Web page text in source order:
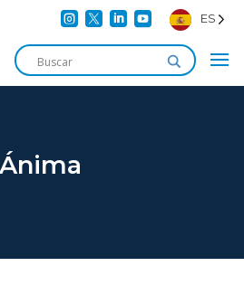
    ES
Ánima